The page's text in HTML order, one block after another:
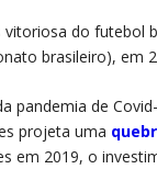
vitoriosa do
brasileiro), em
pandemia de
projeta uma
em 2019, o